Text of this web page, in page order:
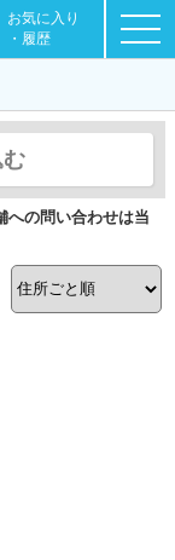
お気に入り
・履歴
への問い合わせは当